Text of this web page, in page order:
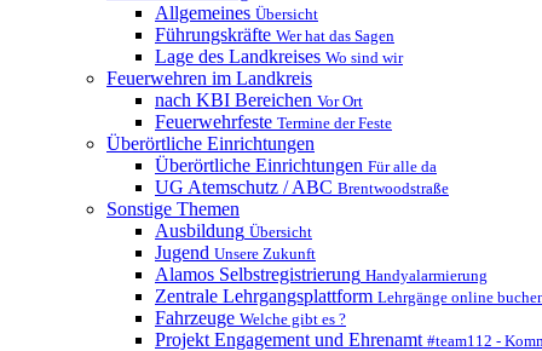
Allgemeines Übersicht
Führungskräfte Wer hat das Sagen
Lage des Landkreises Wo sind wir
Feuerwehren im Landkreis
nach KBI Bereichen Vor Ort
Feuerwehrfeste Termine der Feste
Überörtliche Einrichtungen
Überörtliche Einrichtungen Für alle da
UG Atemschutz / ABC Brentwoodstraße
Sonstige Themen
Ausbildung Übersicht
Jugend Unsere Zukunft
Alamos Selbstregistrierung Handyalarmierung
Zentrale Lehrgangsplattform Lehrgänge online
Fahrzeuge Welche gibt es ?
Projekt Engagement und Ehrenamt #team112 -